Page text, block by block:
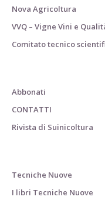
Nova Agricoltura
VVQ – Vigne Vini e
Comitato tecnico
Abbonati
CONTATTI
Rivista di Suinicoltura
Tecniche Nuove
I libri Tecniche Nuove